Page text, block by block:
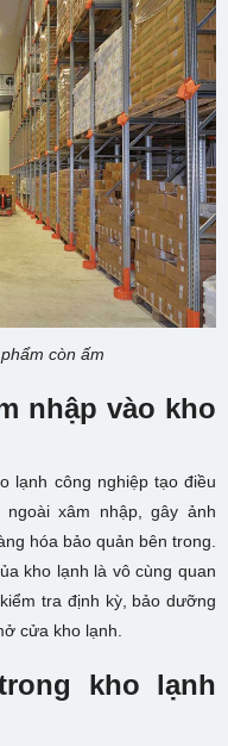
còn ấm
nhập vào kho
lạnh công nghiệp tạo điều
xâm nhập, gây ảnh
hóa bảo quản bên trong.
kho lạnh là vô cùng quan
tra định kỳ, bảo dưỡng
cửa kho lạnh.
kho lạnh